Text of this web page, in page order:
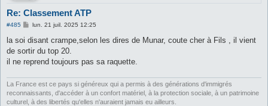
Re: Classement ATP
#485
M
s
a
g
e
lun. 21 juil. 2025 12:25
la soi disant crampe,selon les dires de Munar, coute cher à Fils , il vient
de sortir du top 20.
il ne reprend toujours pas sa raquette.
La France est ce pays si généreux qui a permis à des générations d'immigrés
reconnaissants, d'accéder à un confort matériel, à la protection sociale, à un patrimoine
culturel, à des libertés qu'elles n'auraient jamais eu ailleurs.